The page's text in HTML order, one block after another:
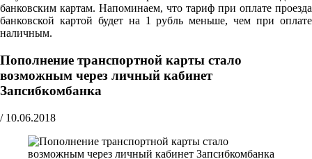
банковским картам. Напоминаем, что тариф при оплате проезда
банковской картой будет на 1 рубль меньше, чем при оплате
наличным.
Пополнение транспортной карты стало
возможным через личный кабинет
Запсибкомбанка
/ 10.06.2018